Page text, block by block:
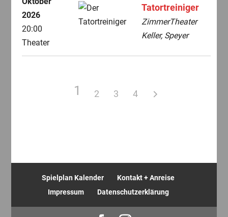
2026
20:00
Theater
Tatortreiniger
ZimmerTheater
Keller, Speyer
1 2 3 4
Spielplan Kalender
Kontakt + Anreise
Impressum
Datenschutzerklärung